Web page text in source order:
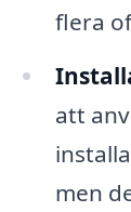
flera
att
men